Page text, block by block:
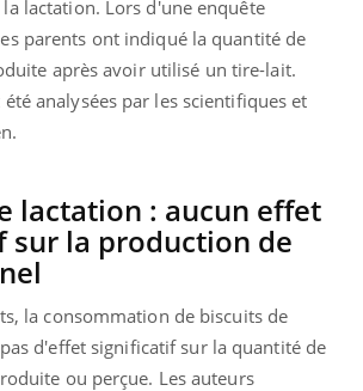
lactation. Lors d'une enquête
parents ont indiqué la quantité de
après avoir utilisé un tire-lait.
analysées par les scientifiques et
lactation : aucun effet
sur la production de
la consommation de biscuits de
d'effet significatif sur la quantité de
ou perçue. Les auteurs